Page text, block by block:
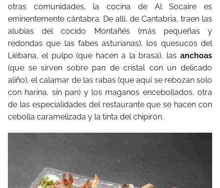
otras comunidades, la cocina de Al Socaire es
eminentemente cántabra. De allí, de Cantabria, traen las
alubias del cocido Montañés (más pequeñas y
redondas que las fabes asturianas), los quesucos del
Liébana, el pulpo (que hacen a la brasa), las anchoas
(que se sirven sobre pan de cristal con un delicado
aliño), el calamar de las rabas (que aquí se rebozan solo
con harina, sin pan) y los maganos encebollados, otra
de las especialidades del restaurante que se hacen con
cebolla caramelizada y la tinta del chipirón.